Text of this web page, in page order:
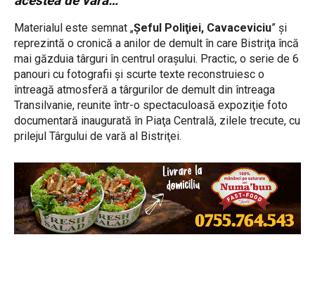
Materialul este semnat „Şeful Poliţiei, Cavaceviciu” şi
reprezintă o cronică a anilor de demult în care Bistriţa încă
mai găzduia târguri în centrul oraşului. Practic, o serie de 6
panouri cu fotografii şi scurte texte reconstruiesc o
întreagă atmosferă a târgurilor de demult din întreaga
Transilvanie, reunite într-o spectaculoasă expoziţie foto
documentară inaugurată în Piaţa Centrală, zilele trecute, cu
prilejul Târgului de vară al Bistriţei.